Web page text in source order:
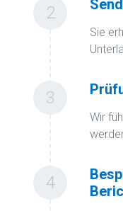
2
Sie
3
Wir
4